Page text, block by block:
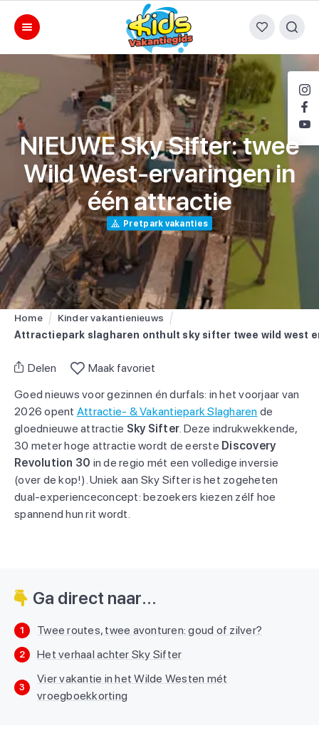
NIEUWE Sky Sifter: twee
Wild West-ervaringen in
één attractie
Pretpark vakanties
Home
Kinder vakantienieuws
Attractiepark slagharen onthult sky sifter twee wild west
Delen
Maak favoriet
Goed nieuws voor gezinnen én durfals: in het voorjaar van
2026 opent Attractie- & Vakantiepark Slagharen de
gloednieuwe attractie Sky Sifter. Deze indrukwekkende,
30 meter hoge attractie wordt de eerste Discovery
Revolution 30 in de regio mét een volledige inversie
(over de kop!). Uniek aan Sky Sifter is het zogeheten
dual-experienceconcept: bezoekers kiezen zélf hoe
spannend hun rit wordt.
Ga direct naar...
1 Twee routes, twee avonturen: goud of zilver?
2 Het verhaal achter Sky Sifter
3
Vier vakantie in het Wilde Westen mét
vroegboekkorting